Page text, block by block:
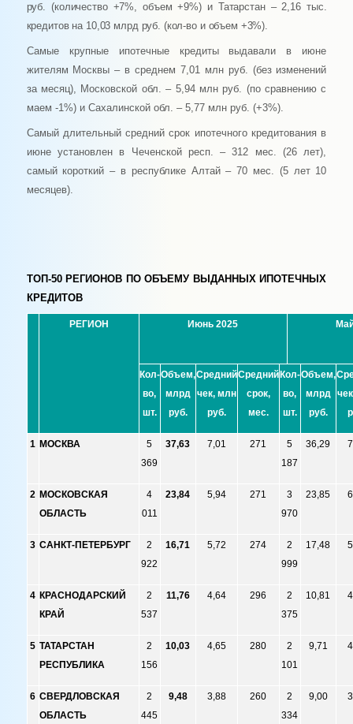
руб. (количество +7%, объем +9%) и Татарстан – 2,16 тыс.
кредитов на 10,03 млрд руб. (кол-во и объем +3%).
Самые крупные ипотечные кредиты выдавали в июне
жителям Москвы – в среднем 7,01 млн руб. (без изменений
за месяц), Московской обл. – 5,94 млн руб. (по сравнению с
маем -1%) и Сахалинской обл. – 5,77 млн руб. (+3%).
Самый длительный средний срок ипотечного кредитования в
июне установлен в Чеченской респ. – 312 мес. (26 лет),
самый короткий – в республике Алтай – 70 мес. (5 лет 10
месяцев).
ТОП-50 РЕГИОНОВ ПО ОБЪЕМУ ВЫДАННЫХ ИПОТЕЧНЫХ
КРЕДИТОВ
РЕГИОН Июнь 2025
Кол-
во,
шт.
Объем,
млрд
руб.
Средний
чек, млн
руб.
Средний
срок,
мес.
Кол-
во,
шт.
Объем,
млрд
руб.
1 МОСКВА
5
369
37,63 7,01 271
5
187
36,29
2 МОСКОВСКАЯ
ОБЛАСТЬ
4
011
23,84 5,94 271
3
970
23,85
3 САНКТ-ПЕТЕРБУРГ
2
922
16,71 5,72 274
2
999
17,48
4 КРАСНОДАРСКИЙ
КРАЙ
2
537
11,76 4,64 296
2
375
10,81
5 ТАТАРСТАН
РЕСПУБЛИКА
2
156
10,03 4,65 280
2
101
9,71
6 СВЕРДЛОВСКАЯ
ОБЛАСТЬ
2
445
9,48 3,88 260
2
334
9,00